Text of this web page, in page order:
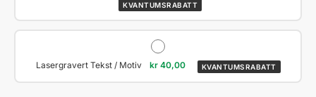
KVANTUMSRABATT
Lasergravert Tekst / Motiv kr40,00 KVANTUMSRABATT